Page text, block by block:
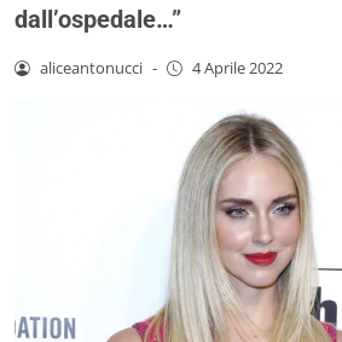
dall’ospedale…”
aliceantonucci - 4 Aprile 2022